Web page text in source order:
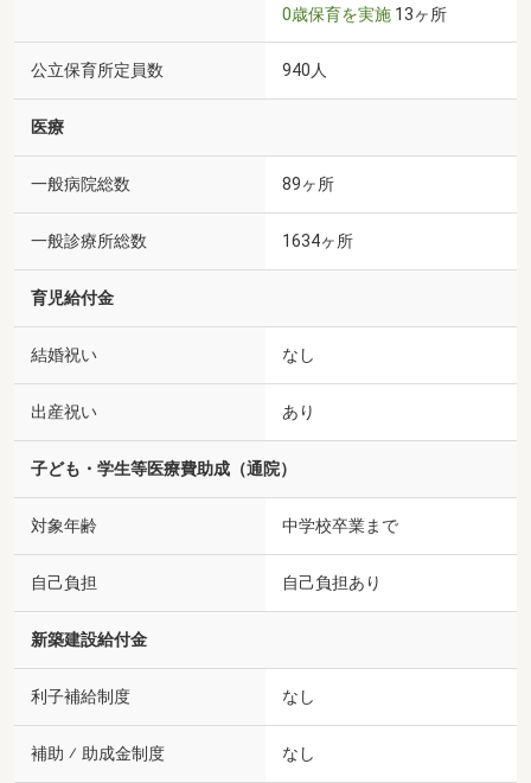
0歳保育を実施 13ヶ所
公立保育所定員数 940人
医療
一般病院総数 89ヶ所
一般診療所総数 1634ヶ所
育児給付金
結婚祝い なし
出産祝い あり
子ども・学生等医療費助成（通院）
対象年齢 中学校卒業まで
自己負担 自己負担あり
新築建設給付金
利子補給制度 なし
補助 ⁄ 助成金制度 なし